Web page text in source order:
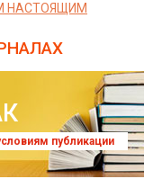
НАСТОЯЩИМ
публикации